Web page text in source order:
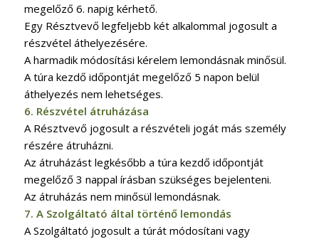
megelőző 6. napig kérhető.
Egy Résztvevő legfeljebb két alkalommal jogosult a
részvétel áthelyezésére.
A harmadik módosítási kérelem lemondásnak minősül.
A túra kezdő időpontját megelőző 5 napon belül
áthelyezés nem lehetséges.
6. Részvétel átruházása
A Résztvevő jogosult a részvételi jogát más személy
részére átruházni.
Az átruházást legkésőbb a túra kezdő időpontját
megelőző 3 nappal írásban szükséges bejelenteni.
Az átruházás nem minősül lemondásnak.
7. A Szolgáltató által történő lemondás
A Szolgáltató jogosult a túrát módosítani vagy